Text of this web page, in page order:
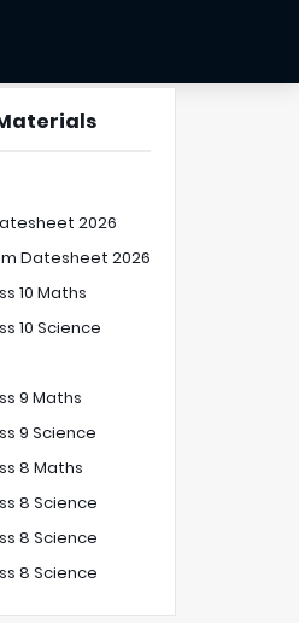
2026
Datesheet 2026
10 Maths
10 Science
9 Maths
9 Science
8 Maths
8 Science
8 Science
8 Science